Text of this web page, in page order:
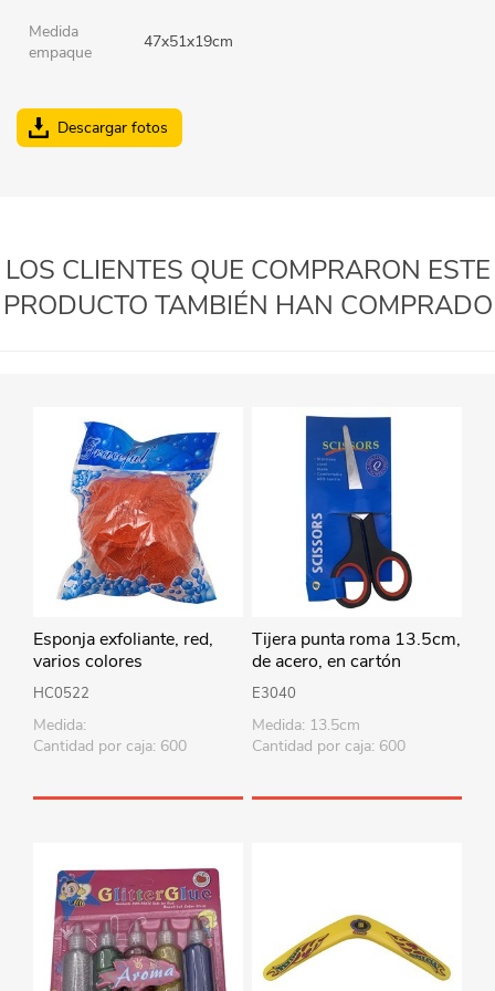
Medida
empaque
47x51x19cm
Descargar fotos
LOS CLIENTES QUE COMPRARON ESTE
PRODUCTO TAMBIÉN HAN COMPRADO
Esponja exfoliante, red,
varios colores
HC0522
Medida:
Cantidad por caja: 600
Tijera punta roma 13.5cm,
de acero, en cartón
E3040
Medida: 13.5cm
Cantidad por caja: 600